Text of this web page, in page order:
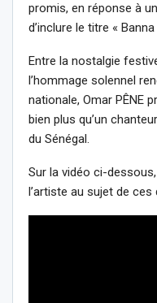
promis, en réponse à
d’inclure le titre «
Entre la nostalgie
l’hommage solennel
nationale, Omar PÊNE
bien plus qu’un
du Sénégal.
Sur la vidéo ci-
l’artiste au sujet de ces